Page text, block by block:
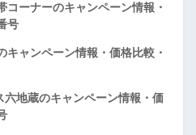
ーナーのキャンペーン情報・
号
ャンペーン情報・価格比較・
地蔵のキャンペーン情報・価